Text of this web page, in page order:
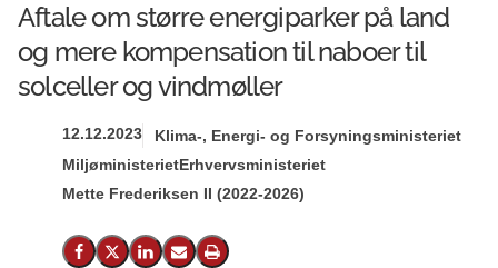
Aftale om større energiparker på land
og mere kompensation til naboer til
solceller og vindmøller
12.12.2023
Klima-, Energi- og Forsyningsministeriet
MiljøministerietErhvervsministeriet
Mette Frederiksen II (2022-2026)
Del på Facebook
Del på X (Twitter)
Del på LinkedIn
Send email
Print